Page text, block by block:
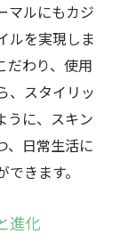
が生み出
のスタイ
ード清潔
力
マルにもカジ
ルを実現しま
だわり、使用
、スタイリッ
うに、スキン
、日常生活に
きます。
進化